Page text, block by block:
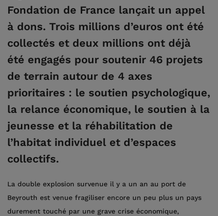
Fondation de France lançait un appel
à dons. Trois millions d’euros ont été
collectés et deux millions ont déjà
été engagés pour soutenir 46 projets
de terrain autour de 4 axes
prioritaires : le soutien psychologique,
la relance économique, le soutien à la
jeunesse et la réhabilitation de
l’habitat individuel et d’espaces
collectifs.
La double explosion survenue il y a un an au port de
Beyrouth est venue fragiliser encore un peu plus un pays
durement touché par une grave crise économique,